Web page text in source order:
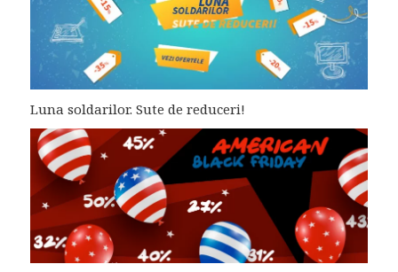
Luna soldarilor. Sute de reduceri!